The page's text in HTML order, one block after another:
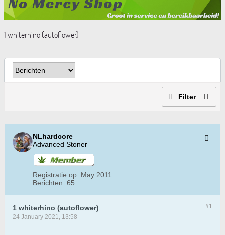
1 whiterhino (autoflower)
Filter
NLhardcore
Advanced Stoner
Registratie op: May 2011
Berichten: 65
#1
1 whiterhino (autoflower)
24 January 2021, 13:58